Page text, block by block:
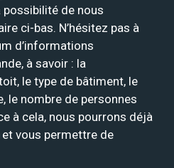
possibilité de nous
ci-bas. N’hésitez pas à
d’informations
à savoir : la
le type de bâtiment, le
le nombre de personnes
à cela, nous pourrons déjà
vous permettre de